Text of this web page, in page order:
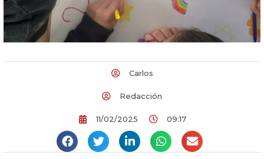
Carlos
Redacción
11/02/2025 09:17